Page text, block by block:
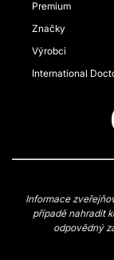
Premium
Značky
Výrobci
International
Informace
případě nahradit
odpovědný